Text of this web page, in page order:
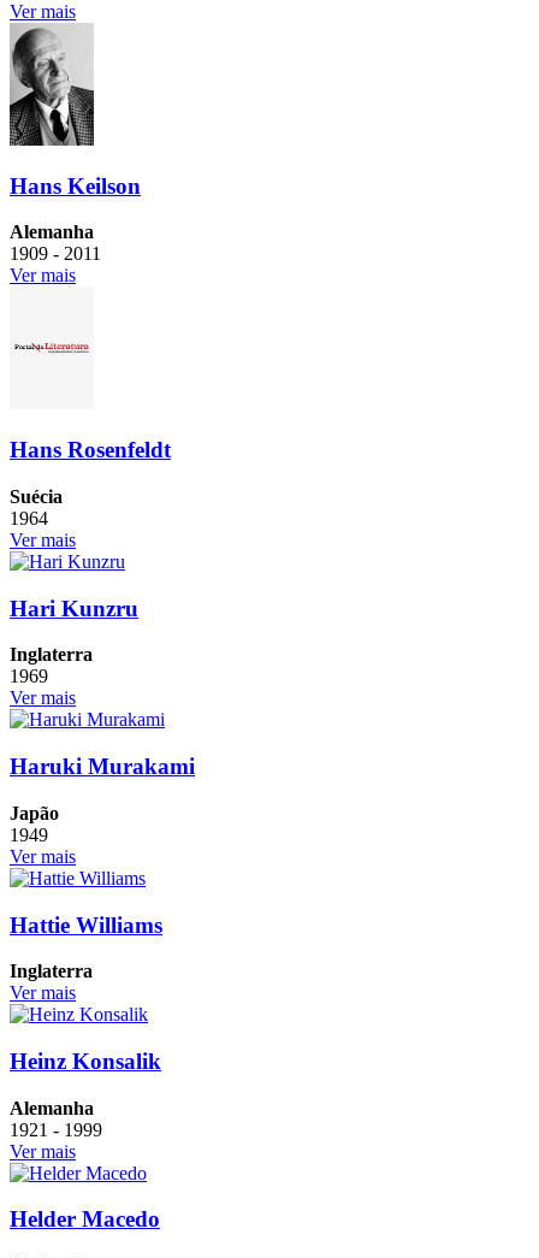
Ver mais
Hans Keilson
Alemanha
1909 - 2011
Ver mais
Hans Rosenfeldt
Suécia
1964
Ver mais
Hari Kunzru
Inglaterra
1969
Ver mais
Haruki Murakami
Japão
1949
Ver mais
Hattie Williams
Inglaterra
Ver mais
Heinz Konsalik
Alemanha
1921 - 1999
Ver mais
Helder Macedo